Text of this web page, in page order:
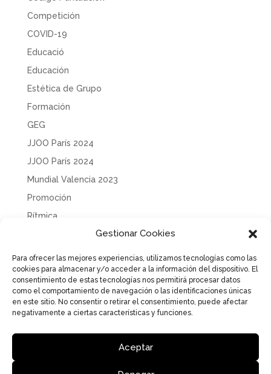
Gestionar Cookies
Para ofrecer las mejores experiencias, utilizamos tecnologías como las
cookies para almacenar y/o acceder a la información del dispositivo. El
consentimiento de estas tecnologías nos permitirá procesar datos
como el comportamiento de navegación o las identificaciones únicas
en este sitio. No consentir o retirar el consentimiento, puede afectar
negativamente a ciertas características y funciones.
Aceptar
Competición
COVID-19
Educació
Educación
Estética de Grupo
Formación
GEG
JJOO París 2024
JJOO París 2024
Mundial Valencia 2023
Promoción
Rítmica
Tecnificación
Uncategorized
Política de Privacidad